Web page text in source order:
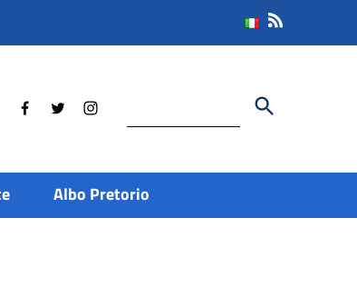
Cerca
Albo Pretorio